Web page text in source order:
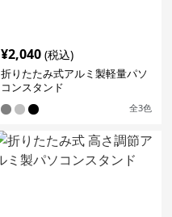
¥2,040 (税込)
折りたたみ式アルミ製軽量パソ
コンスタンド
全3色